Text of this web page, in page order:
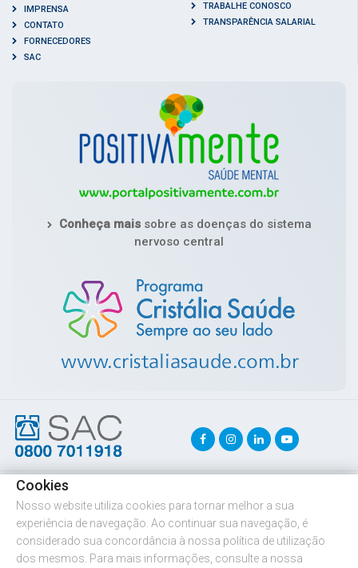
IMPRENSA
CONTATO
FORNECEDORES
SAC
TRABALHE CONOSCO
TRANSPARÊNCIA SALARIAL
Conheça maissobre as doenças do sistema
nervoso central
Copyright © 2026 Cristália. Todos os direitos reservados.
Cookies
Nosso website utiliza cookies para tornar melhor a sua
experiência de navegação. Ao continuar sua navegação, é
considerado sua concordância à nossa política de utilização
dos mesmos. Para mais informações, consulte a nossa